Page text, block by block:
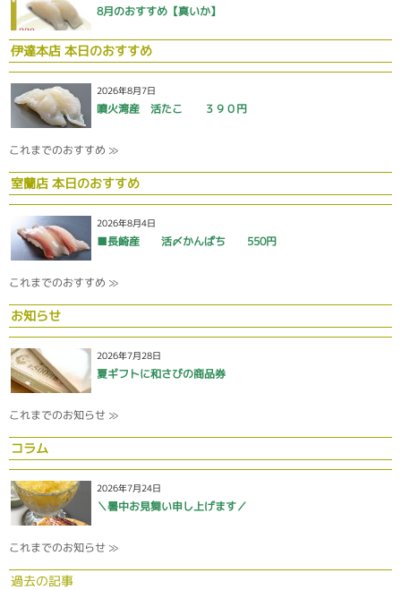
8月のおすすめ【真いか】
伊達本店 本日のおすすめ
2026年8月7日
噴火湾産 活たこ ３９０円
これまでのおすすめ ≫
室蘭店 本日のおすすめ
2026年8月4日
■長崎産 活〆かんぱち 550円
これまでのおすすめ ≫
お知らせ
2026年7月28日
夏ギフトに和さびの商品券
これまでのお知らせ ≫
コラム
2026年7月24日
＼暑中お見舞い申し上げます／
これまでのお知らせ ≫
過去の記事